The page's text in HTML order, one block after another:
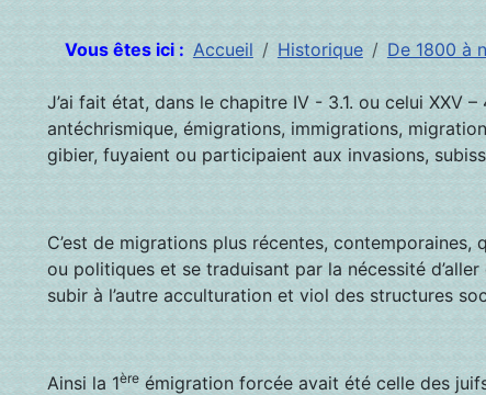
Vous êtes ici : Accueil Historique De 1800 à
J’ai fait état, dans le chapitre IV - 3.1. ou celui XXV
antéchrismique, émigrations, immigrations,
gibier, fuyaient ou participaient aux invasions,
C’est de migrations plus récentes,
ou politiques et se traduisant par la nécessité
subir à l’autre acculturation et viol des structures
Ainsi la 1èreémigration forcée avait été celle des